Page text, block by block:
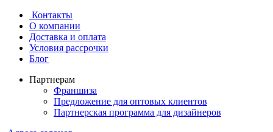
Контакты
О компании
Доставка и оплата
Условия рассрочки
Блог
Партнерам
Франшиза
Предложение для оптовых клиентов
Партнерская программа для дизайнеров